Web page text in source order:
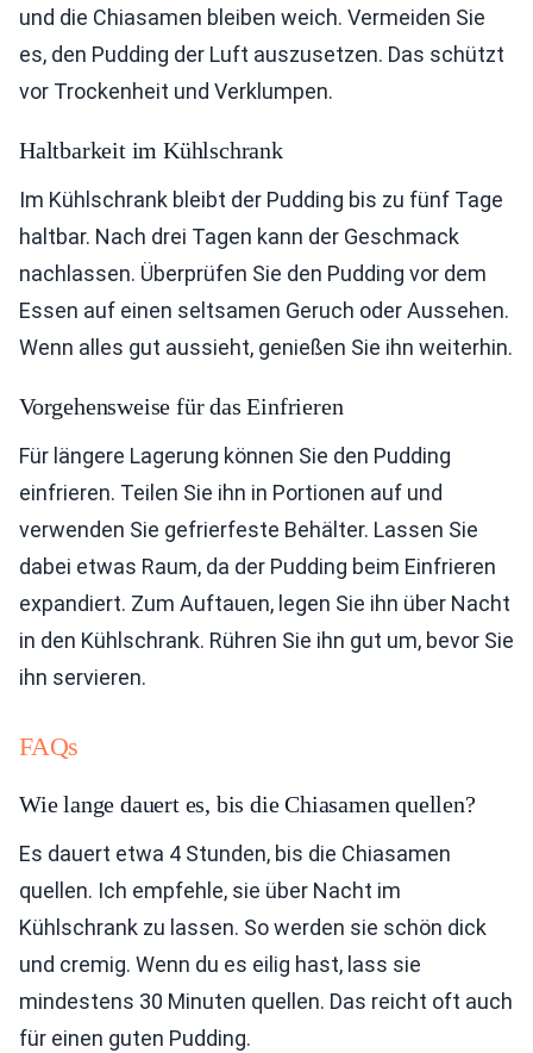
und die Chiasamen bleiben weich. Vermeiden Sie
es, den Pudding der Luft auszusetzen. Das schützt
vor Trockenheit und Verklumpen.
Haltbarkeit im Kühlschrank
Im Kühlschrank bleibt der Pudding bis zu fünf Tage
haltbar. Nach drei Tagen kann der Geschmack
nachlassen. Überprüfen Sie den Pudding vor dem
Essen auf einen seltsamen Geruch oder Aussehen.
Wenn alles gut aussieht, genießen Sie ihn weiterhin.
Vorgehensweise für das Einfrieren
Für längere Lagerung können Sie den Pudding
einfrieren. Teilen Sie ihn in Portionen auf und
verwenden Sie gefrierfeste Behälter. Lassen Sie
dabei etwas Raum, da der Pudding beim Einfrieren
expandiert. Zum Auftauen, legen Sie ihn über Nacht
in den Kühlschrank. Rühren Sie ihn gut um, bevor Sie
ihn servieren.
FAQs
Wie lange dauert es, bis die Chiasamen quellen?
Es dauert etwa 4 Stunden, bis die Chiasamen
quellen. Ich empfehle, sie über Nacht im
Kühlschrank zu lassen. So werden sie schön dick
und cremig. Wenn du es eilig hast, lass sie
mindestens 30 Minuten quellen. Das reicht oft auch
für einen guten Pudding.